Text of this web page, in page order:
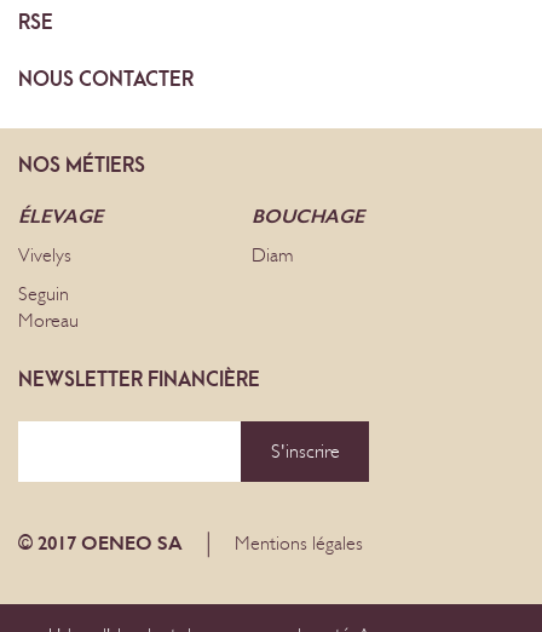
RSE
NOUSCONTACTER
NOS MÉTIERS
ÉLEVAGE
Vivelys
Seguin
Moreau
BOUCHAGE
Diam
NEWSLETTER FINANCIÈRE
S'inscrire
© 2017 OENEO SA | Mentions légales